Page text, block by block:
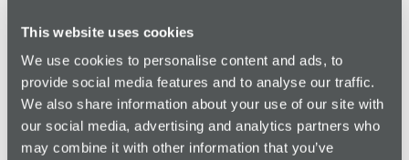
This website uses cookies
We use cookies to personalise content and ads, to
provide social media features and to analyse our traffic.
We also share information about your use of our site with
our social media, advertising and analytics partners who
may combine it with other information that you’ve
Vielleicht würden sich das Pflegepersonal allein durch
und Patienten diese respektvoller behandeln, da sie ja
wüssten, dass ihr aggressives Verhalten im Notfall an
eine zertifizierte Alarmzentrale übertragen wird und
Polizei schnell in die Situation eingreifen würde...